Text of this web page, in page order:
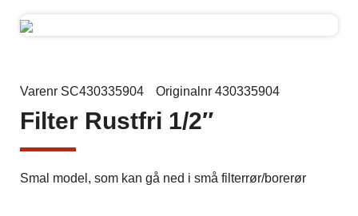
Varenr SC430335904 Originalnr 430335904
Filter Rustfri 1/2″
Smal model, som kan gå ned i små filterrør/borerør